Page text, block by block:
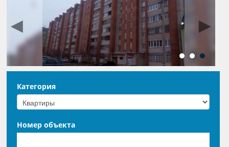
◄ ►
Категория
Номер объекта